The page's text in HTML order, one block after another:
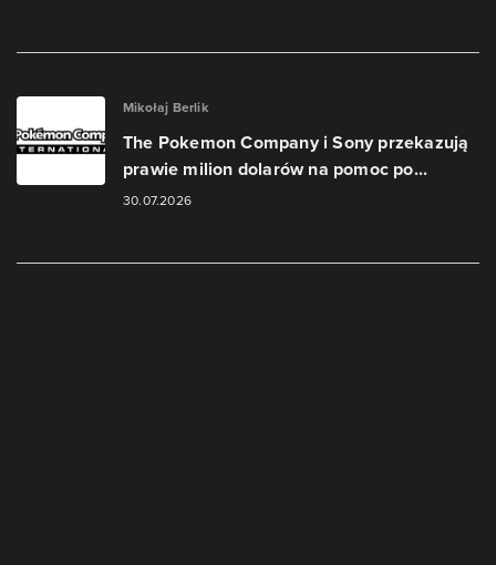
Mikołaj Berlik
The Pokemon Company i Sony przekazują
prawie milion dolarów na pomoc po...
30.07.2026